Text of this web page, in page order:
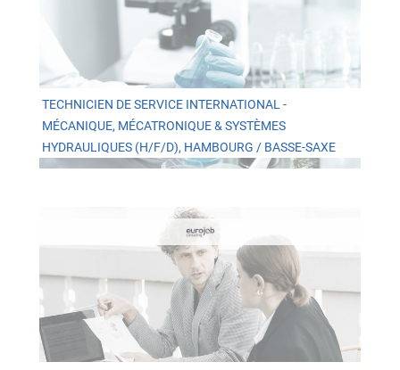
TECHNICIEN DE SERVICE INTERNATIONAL -
MÉCANIQUE, MÉCATRONIQUE & SYSTÈMES
HYDRAULIQUES (H/F/D), HAMBOURG / BASSE-SAXE